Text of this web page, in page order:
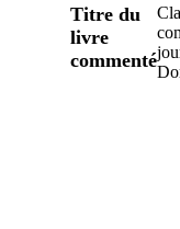
Titre du
livre
commenté